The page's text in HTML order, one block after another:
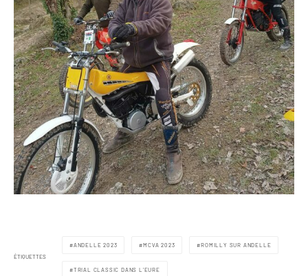
ÉTIQUETTES
ANDELLE 2023 MCVA 2023 ROMILLY SUR ANDELLE
TRIAL CLASSIC DANS L'EURE